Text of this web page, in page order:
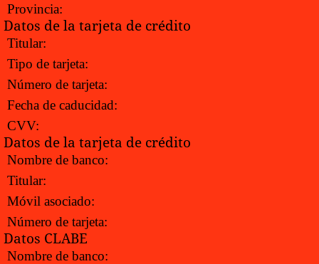
Provincia:
Datos de la tarjeta de crédito
Titular:
Tipo de tarjeta:
Número de tarjeta:
Fecha de caducidad:
CVV:
Datos de la tarjeta de crédito
Nombre de banco:
Titular:
Móvil asociado:
Número de tarjeta:
Datos CLABE
Nombre de banco: